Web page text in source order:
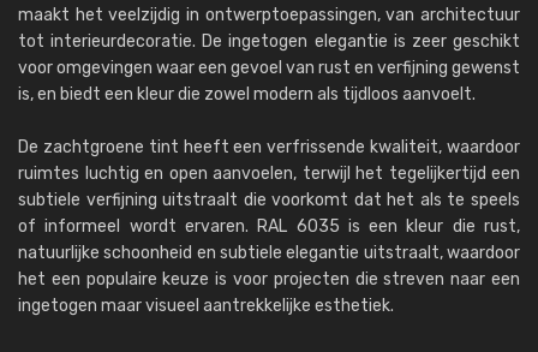
maakt het veelzijdig in ontwerptoepassingen, van architectuur
tot interieurdecoratie. De ingetogen elegantie is zeer geschikt
voor omgevingen waar een gevoel van rust en verfijning gewenst
is, en biedt een kleur die zowel modern als tijdloos aanvoelt.
De zachtgroene tint heeft een verfrissende kwaliteit, waardoor
ruimtes luchtig en open aanvoelen, terwijl het tegelijkertijd een
subtiele verfijning uitstraalt die voorkomt dat het als te speels
of informeel wordt ervaren. RAL 6035 is een kleur die rust,
natuurlijke schoonheid en subtiele elegantie uitstraalt, waardoor
het een populaire keuze is voor projecten die streven naar een
ingetogen maar visueel aantrekkelijke esthetiek.